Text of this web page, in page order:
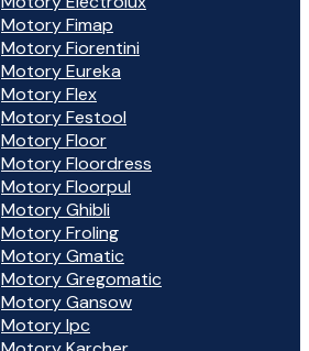
Motory Fimap
Motory Fiorentini
Motory Eureka
Motory Flex
Motory Festool
Motory Floor
Motory Floordress
Motory Floorpul
Motory Ghibli
Motory Froling
Motory Gmatic
Motory Gregomatic
Motory Gansow
Motory Ipc